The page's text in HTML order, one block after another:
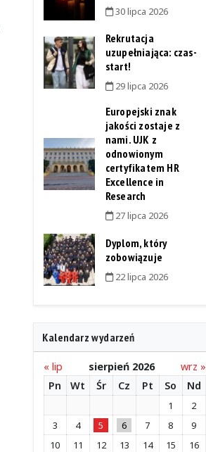
30 lipca 2026
Rekrutacja
uzupełniająca: czas-
start!
29 lipca 2026
Europejski znak
jakości zostaje z
nami. UJK z
odnowionym
certyfikatem HR
Excellence in
Research
27 lipca 2026
Dyplom, który
zobowiązuje
22 lipca 2026
Kalendarz wydarzeń
« lip sierpień 2026
wrz »
Pn
Wt Śr Cz Pt So Nd
1
2
3
4 5 6 7 8
9
10
11 12 13 14 15
16